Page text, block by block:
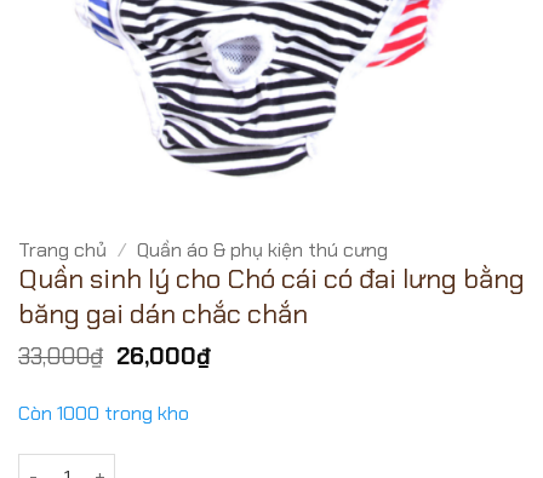
Trang chủ / Quần áo & phụ kiện thú cưng
Quần sinh lý cho Chó cái có đai lưng bằng
băng gai dán chắc chắn
33,000₫ Giá
gốc
33,000₫.
26,000₫Giá
Còn 1000 trong kho
Quần sinh lý cho Chó cái có đai lưng bằng băng gai dán